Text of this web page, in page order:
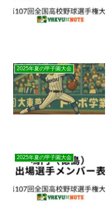
2025年夏の甲子園大会
2025年夏の甲子園大会